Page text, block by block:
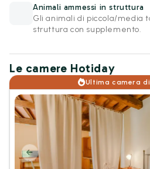
Animali ammessi in struttura
Gli animali di piccola/media
struttura con supplemento.
Le camere Hotiday
Ultima camera